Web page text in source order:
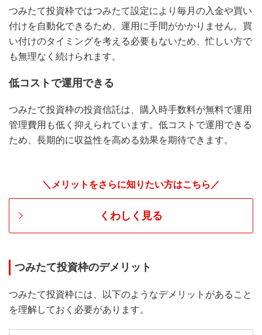
つみたて投資枠ではつみたて設定により毎月の入金や買い
付けを自動化できるため、運用に手間がかかりません。買
い付けのタイミングを考える必要もないため、忙しい方で
も無理なく続けられます。
低コストで運用できる
つみたて投資枠の投資信託は、購入時手数料が無料で運用
管理費用も低く抑えられています。低コストで運用できる
ため、長期的に収益性を高める効果を期待できます。
＼メリットをさらに知りたい方はこちら／
くわしく見る
つみたて投資枠のデメリット
つみたて投資枠には、以下のようなデメリットがあること
を理解しておく必要があります。